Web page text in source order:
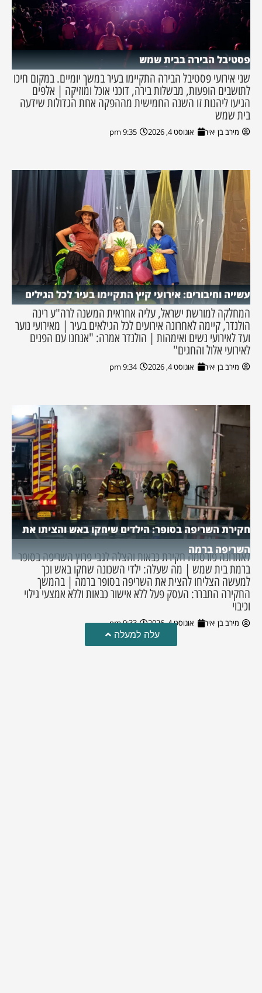
פסטיבל הבירה בבית שמש
שני אירועי פסטיבל הבירה התקיימו בעיר במשך יומיים. במקום חיכו
לתושבים הופעות, מבשלות בירה, דוכני אוכל ומוזיקה | אלפים
הגיעו ליהנות זו השנה החמישית מההפקה אחת הגדולות שידעה
בית שמש
מירב בן יאיר אוגוסט 4, 2026 9:35 pm
עשייה וחיבורים: אירועי קיץ התקיימו בעיר לכל הגילים
המחלקה למורשת ישראל, עליה אחראית המשנה לרה"ע רינה
הולנדר, קיימה לאחרונה אירועים לכל הגילאים בעיר | מאירועי נוער
ועד לאירועי נשים ואימהות | הולנדר אמרה: "אנחנו עם הפנים
לאירועי אלול והחגים"
מירב בן יאיר אוגוסט 4, 2026 9:34 pm
חקירת השריפה בסופר: הילדים שיחקו באש והציתו את
השריפה ברמה
לאחרונה פורסמה חקירת כבאות והצלה לגבי פרוץ השריפה בסופר
ברמת בית שמש | מה שעלה: ילדי השכונה שחקו באש וכך
למעשה הצליחו להצית את השריפה בסופר ברמה | בהמשך
החקירה התברר: העסק פעל ללא אישור כבאות וללא אמצעי גילוי
וכיבוי
מירב בן יאיר אוגוסט 4, 2026 9:33 pm
עלה למעלה